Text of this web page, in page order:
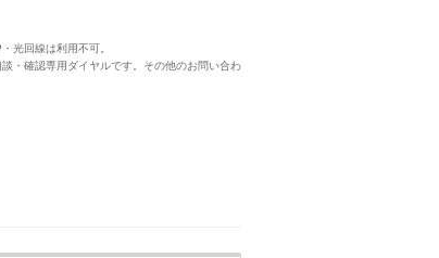
光回線は利用不可。
・確認専用ダイヤルです。その他のお問い合わ